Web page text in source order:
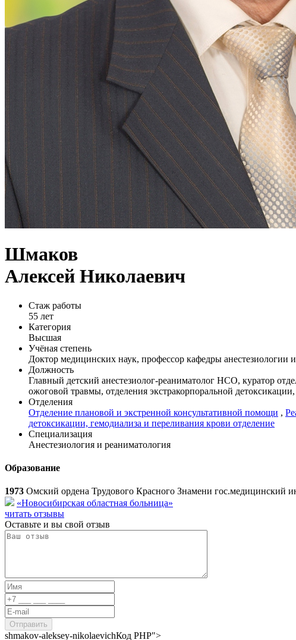
Шмаков
Алексей Николаевич
Стаж работы
55 лет
Категория
Высшая
Учёная степень
Доктор медицинских наук, профессор кафедры
Должность
Главный детский анестезиолог-реаниматолог НСО, куратор
ожоговой травмы, отделения экстракорпоральной
Отделения
Отделение плановой и экстренной консультативной помощи ,
детоксикации, гемодиализа и переливания крови отделение
Специализация
Анестезиология и реаниматология
Образование
1973 Омский ордена Трудового Красного Знамени гос.медицинский
«Новосибирская областная больница»
читать отзывы
Оставьте и вы свой отзыв
shmakov-aleksey-nikolaevichКод PHP">